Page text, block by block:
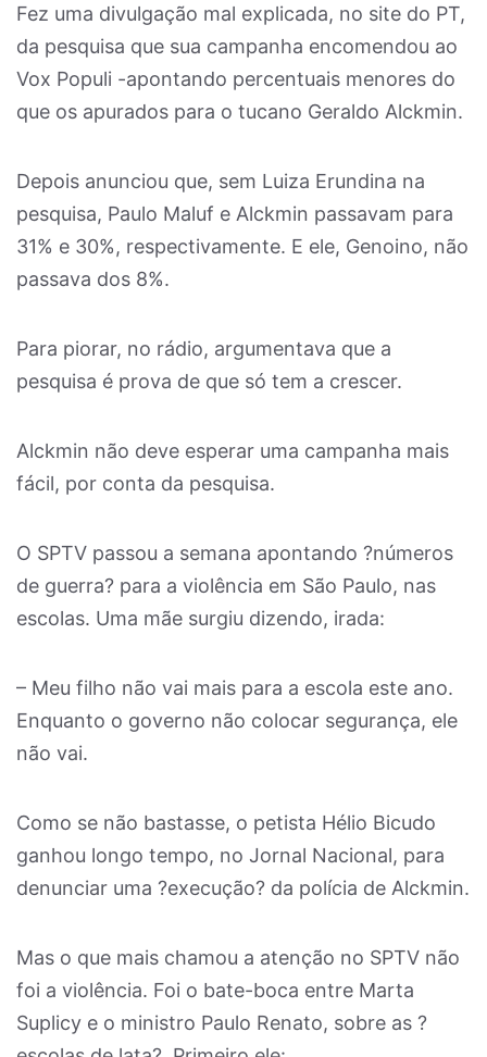
Fez uma divulgação mal explicada, no site do PT,
da pesquisa que sua campanha encomendou ao
Vox Populi -apontando percentuais menores do
que os apurados para o tucano Geraldo Alckmin.
Depois anunciou que, sem Luiza Erundina na
pesquisa, Paulo Maluf e Alckmin passavam para
31% e 30%, respectivamente. E ele, Genoino, não
passava dos 8%.
Para piorar, no rádio, argumentava que a
pesquisa é prova de que só tem a crescer.
Alckmin não deve esperar uma campanha mais
fácil, por conta da pesquisa.
O SPTV passou a semana apontando ?números
de guerra? para a violência em São Paulo, nas
escolas. Uma mãe surgiu dizendo, irada:
– Meu filho não vai mais para a escola este ano.
Enquanto o governo não colocar segurança, ele
não vai.
Como se não bastasse, o petista Hélio Bicudo
ganhou longo tempo, no Jornal Nacional, para
denunciar uma ?execução? da polícia de Alckmin.
Mas o que mais chamou a atenção no SPTV não
foi a violência. Foi o bate-boca entre Marta
Suplicy e o ministro Paulo Renato, sobre as ?